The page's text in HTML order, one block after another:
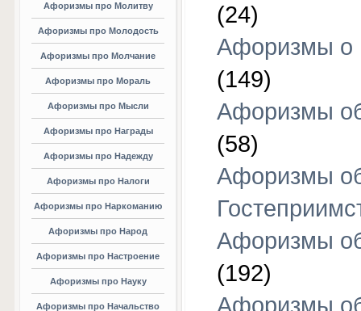
Афоризмы про Молитву
Афоризмы про Молодость
Афоризмы про Молчание
Афоризмы про Мораль
Афоризмы про Мысли
Афоризмы про Награды
Афоризмы про Надежду
Афоризмы про Налоги
Афоризмы про Наркоманию
Афоризмы про Народ
Афоризмы про Настроение
Афоризмы про Науку
Афоризмы про Начальство
(24)
Афоризмы о
(149)
Афоризмы
(58)
Афоризмы
Афоризмы
(192)
Афоризмы